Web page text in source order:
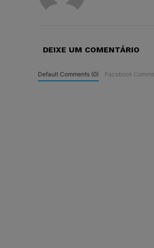
DEIXE UM COMENTÁRIO
Default Comments (0) Facebook